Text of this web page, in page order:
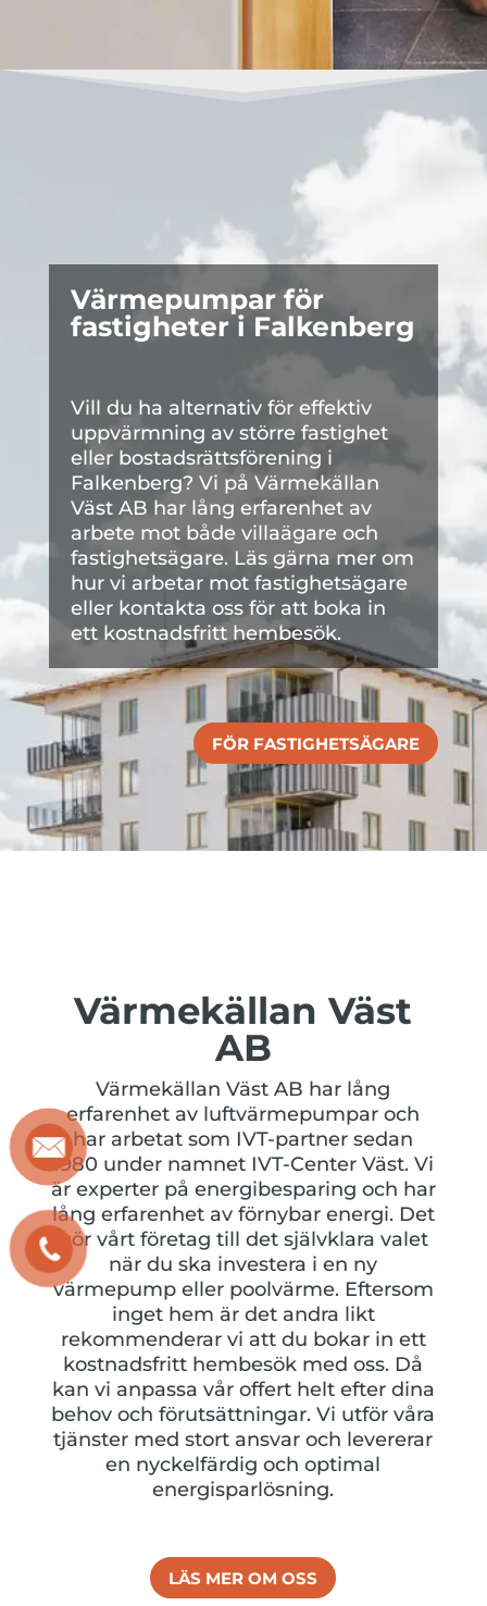
Värmepumpar för
fastigheter i Falkenberg
Vill du ha alternativ för effektiv
uppvärmning av större fastighet
eller bostadsrättsförening i
Falkenberg? Vi på Värmekällan
Väst AB har lång erfarenhet av
arbete mot både villaägare och
fastighetsägare. Läs gärna mer om
hur vi arbetar mot fastighetsägare
eller kontakta oss för att boka in
ett kostnadsfritt hembesök.
FÖR FASTIGHETSÄGARE
Värmekällan Väst
AB
Värmekällan Väst AB har lång
erfarenhet av luftvärmepumpar och
har arbetat som IVT-partner sedan
1980 under namnet IVT-Center Väst. Vi
är experter på energibesparing och har
lång erfarenhet av förnybar energi. Det
gör vårt företag till det självklara valet
när du ska investera i en ny
värmepump eller poolvärme. Eftersom
inget hem är det andra likt
rekommenderar vi att du bokar in ett
kostnadsfritt hembesök med oss. Då
kan vi anpassa vår offert helt efter dina
behov och förutsättningar. Vi utför våra
tjänster med stort ansvar och levererar
en nyckelfärdig och optimal
energisparlösning.
LÄS MER OM OSS